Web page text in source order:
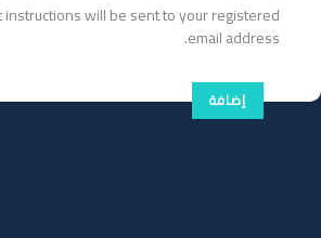
will be sent to your registered
email address.